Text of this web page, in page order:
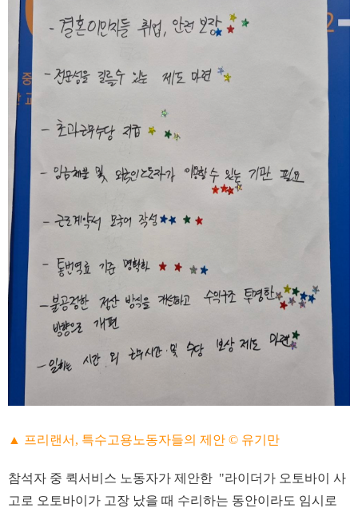
▲ 프리랜서, 특수고용노동자들의 제안 © 유기만
참석자 중 퀵서비스 노동자가 제안한 "라이더가 오토바이 사
고로 오토바이가 고장 났을 때 수리하는 동안이라도 임시로